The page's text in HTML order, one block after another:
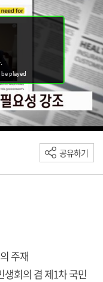
공유하기
주재
회의 겸 제1차 국민